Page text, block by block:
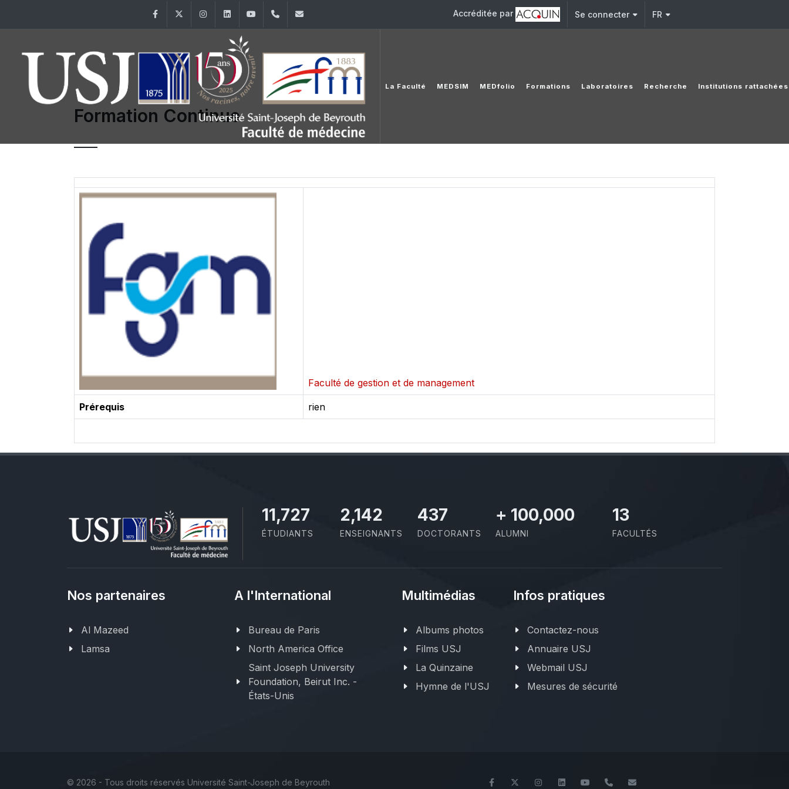
FacebookTwitter InstagramLinkedInYouTube+961 (1) 421 235 Accréditée par Se connecter FR
La Faculté MEDSIM MEDfolio Formations Laboratoires Recherche Institutions rattachées
Formation Continue
Faculté de gestion et de management
Prérequis rien
11,727
ÉTUDIANTS
2,142
ENSEIGNANTS
437
DOCTORANTS
+ 100,000
ALUMNI
13
FACULTÉS
Nos partenaires
Al Mazeed
Lamsa
A l'International
Bureau de Paris
North America Office
Saint Joseph University
Foundation, Beirut Inc. -
États-Unis
Multimédias
Albums photos
Films USJ
La Quinzaine
Hymne de l'USJ
Infos pratiques
Contactez-nous
Annuaire USJ
Webmail USJ
Mesures de sécurité
© 2026 - Tous droits réservés Université Saint-Joseph de Beyrouth FacebookTwitter InstagramLinkedInYouTube+961 (1) 421 235